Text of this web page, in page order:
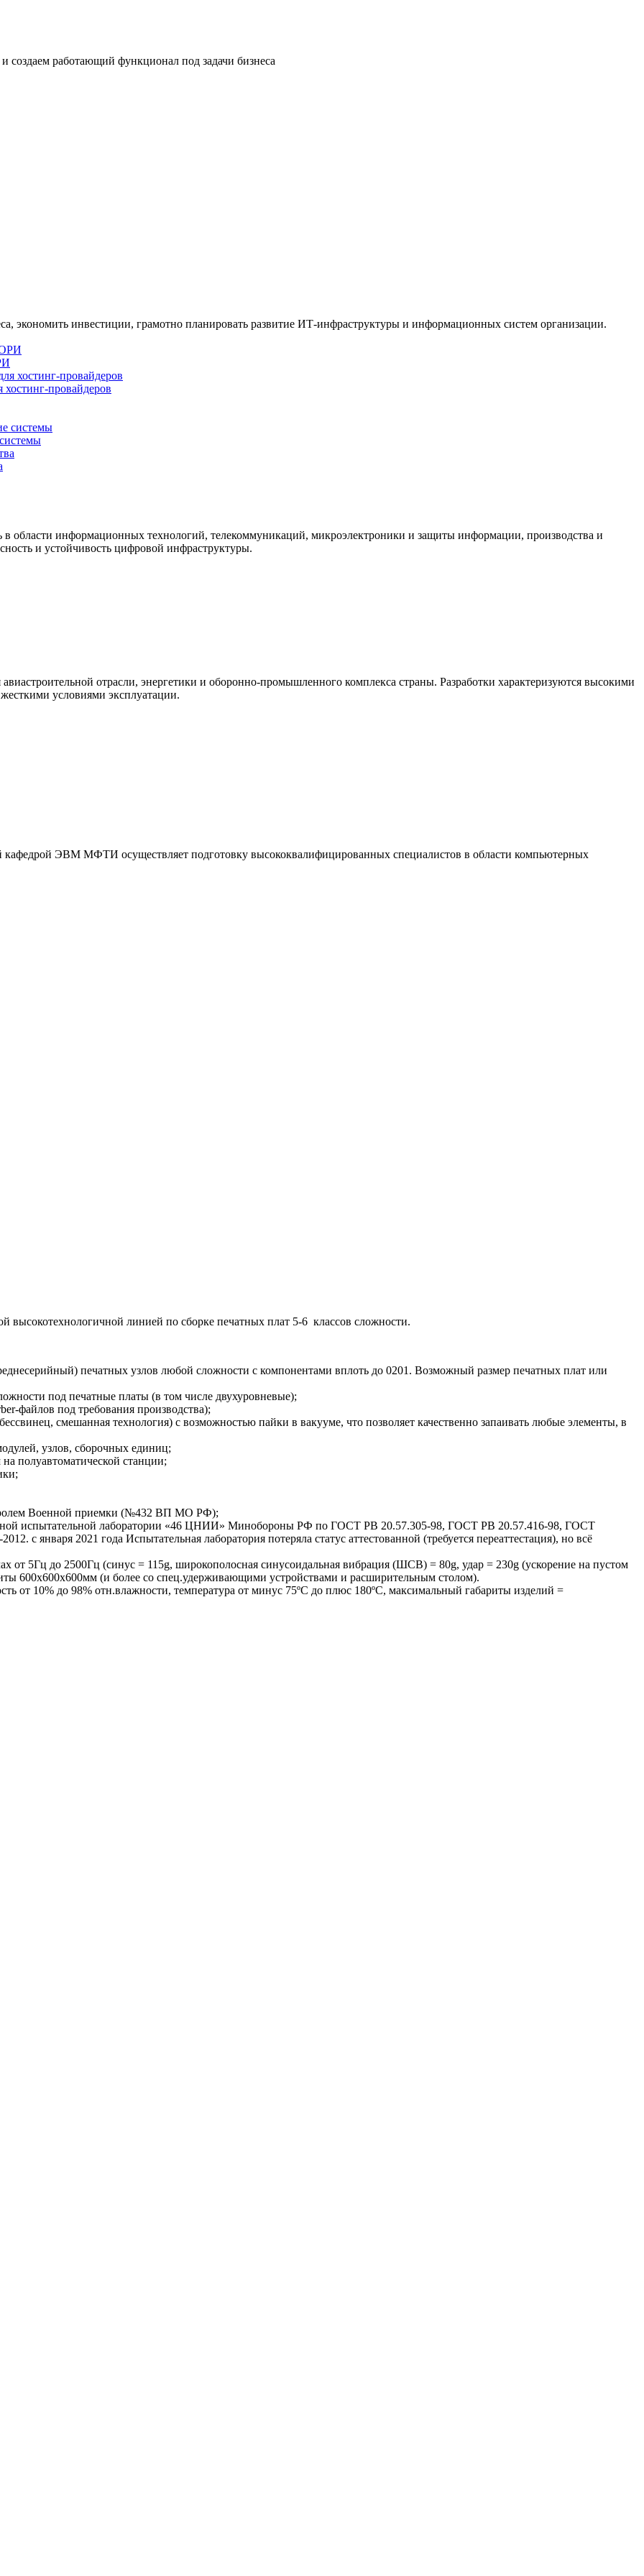
работающий функционал под задачи бизнеса
экономить инвестиции, грамотно планировать развитие ИТ-инфраструктуры и информационных систем организации.
провайдеров
в области информационных технологий, телекоммуникаций, микроэлектроники и защиты информации, производства и
и устойчивость цифровой инфраструктуры.
отрасли, энергетики и оборонно-промышленного комплекса страны. Разработки характеризуются высокими
условиями эксплуатации.
кафедрой ЭВМ МФТИ осуществляет подготовку высококвалифицированных специалистов в области компьютерных
высокотехнологичной линией по сборке печатных плат 5-6 классов сложности.
печатных узлов любой сложности с компонентами вплоть до 0201. Возможный размер печатных плат или
под печатные платы (в том числе двухуровневые);
файлов под требования производства);
смешанная технология) с возможностью пайки в вакууме, что позволяет качественно запаивать любые элементы, в
узлов, сборочных единиц;
полуавтоматической станции;
Военной приемки (№432 ВП МО РФ);
испытательной лаборатории «46 ЦНИИ» Минобороны РФ по ГОСТ РВ 20.57.305-98, ГОСТ РВ 20.57.416-98, ГОСТ
с января 2021 года Испытательная лаборатория потеряла статус аттестованной (требуется переаттестация), но всё
от 5Гц до 2500Гц (синус = 115g, широкополосная синусоидальная вибрация (ШСВ) = 80g, удар = 230g (ускорение на пустом
600х600х600мм (и более со спец.удерживающими устройствами и расширительным столом).
от 10% до 98% отн.влажности, температура от минус 75ºС до плюс 180ºС, максимальный габариты изделий =